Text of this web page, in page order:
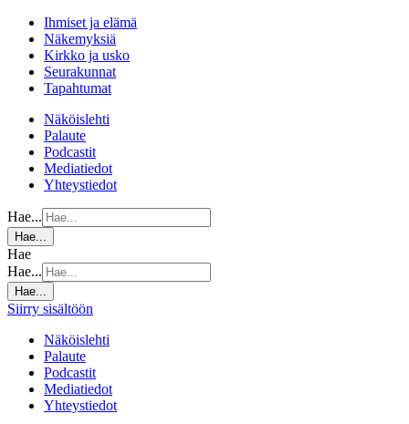
Ihmiset ja elämä
Näkemyksiä
Kirkko ja usko
Seurakunnat
Tapahtumat
Näköislehti
Palaute
Podcastit
Mediatiedot
Yhteystiedot
Hae...
Hae...
Hae
Hae...
Hae...
Siirry sisältöön
Näköislehti
Palaute
Podcastit
Mediatiedot
Yhteystiedot